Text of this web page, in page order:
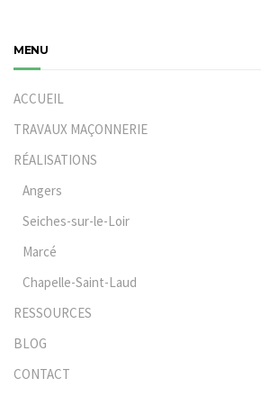
MENU
ACCUEIL
TRAVAUX MAÇONNERIE
RÉALISATIONS
Angers
Seiches-sur-le-Loir
Marcé
Chapelle-Saint-Laud
RESSOURCES
BLOG
CONTACT